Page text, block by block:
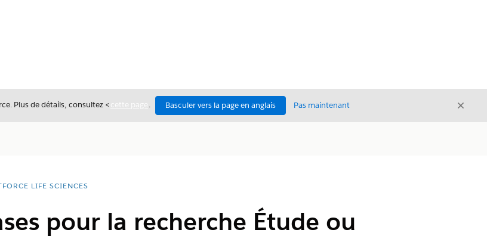
Plus de détails, consultez <cette page . Basculer vers la page en anglais Pas maintenant Fermer
LIFE SCIENCES
pour la recherche Étude ou